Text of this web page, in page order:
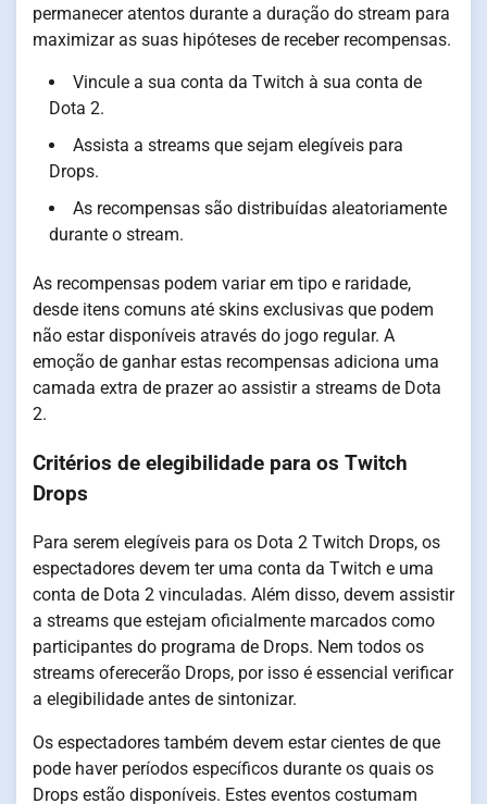
permanecer atentos durante a duração do stream para
maximizar as suas hipóteses de receber recompensas.
Vincule a sua conta da Twitch à sua conta de
Dota 2.
Assista a streams que sejam elegíveis para
Drops.
As recompensas são distribuídas aleatoriamente
durante o stream.
As recompensas podem variar em tipo e raridade,
desde itens comuns até skins exclusivas que podem
não estar disponíveis através do jogo regular. A
emoção de ganhar estas recompensas adiciona uma
camada extra de prazer ao assistir a streams de Dota
2.
Critérios de elegibilidade para os Twitch
Drops
Para serem elegíveis para os Dota 2 Twitch Drops, os
espectadores devem ter uma conta da Twitch e uma
conta de Dota 2 vinculadas. Além disso, devem assistir
a streams que estejam oficialmente marcados como
participantes do programa de Drops. Nem todos os
streams oferecerão Drops, por isso é essencial verificar
a elegibilidade antes de sintonizar.
Os espectadores também devem estar cientes de que
pode haver períodos específicos durante os quais os
Drops estão disponíveis. Estes eventos costumam